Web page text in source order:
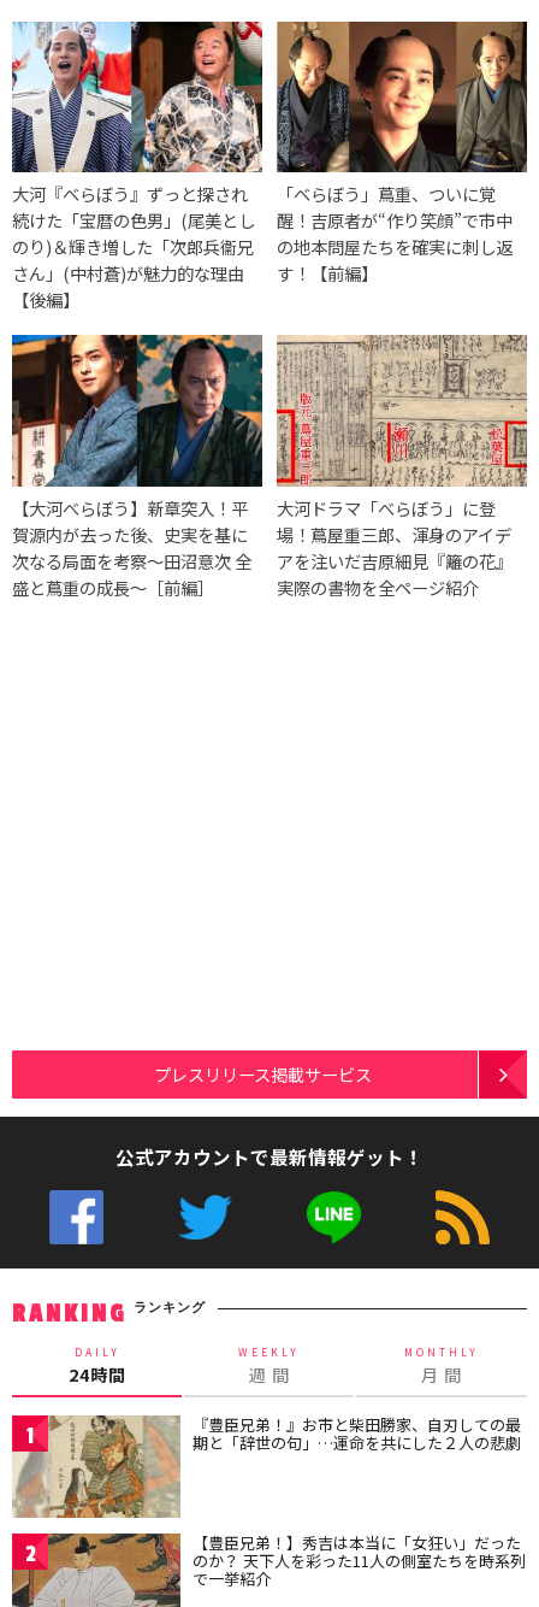
大河『べらぼう』ずっと探され
続けた「宝暦の色男」(尾美とし
のり)＆輝き増した「次郎兵衞兄
さん」(中村蒼)が魅力的な理由
【後編】
「べらぼう」蔦重、ついに覚
醒！吉原者が“作り笑顔”で市中
の地本問屋たちを確実に刺し返
す！【前編】
【大河べらぼう】新章突入！平
賀源内が去った後、史実を基に
次なる局面を考察〜田沼意次 全
盛と蔦重の成長〜［前編］
大河ドラマ「べらぼう」に登
場！蔦屋重三郎、渾身のアイデ
アを注いだ吉原細見『籬の花』
実際の書物を全ページ紹介
プレスリリース掲載サービス
公式アカウントで最新情報ゲット！
RANKING ランキング
DAILY
24時間
WEEKLY
週 間
MONTHLY
月 間
1 『豊臣兄弟！』お市と柴田勝家、自刃しての最
期と「辞世の句」…運命を共にした２人の悲劇
2 【豊臣兄弟！】秀吉は本当に「女狂い」だった
のか？ 天下人を彩った11人の側室たちを時系列
で一挙紹介